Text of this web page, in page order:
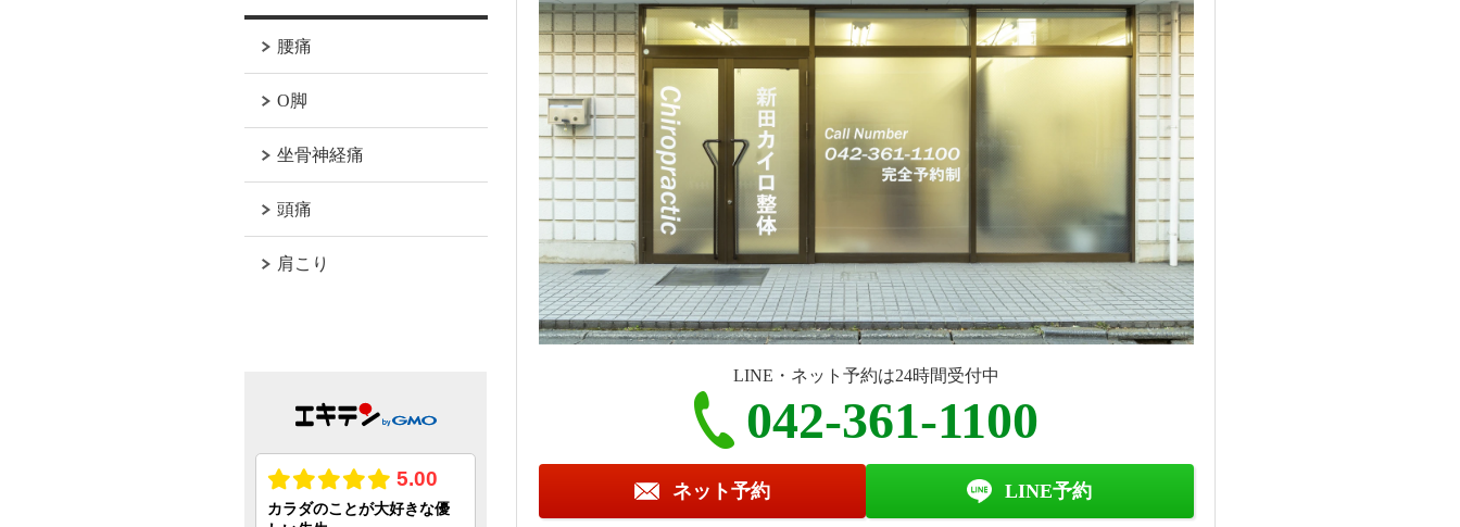
LINE・ネット予約は24時間受付中
042-361-1100
ネット予約 LINE予約
腰痛
O脚
坐骨神経痛
頭痛
肩こり